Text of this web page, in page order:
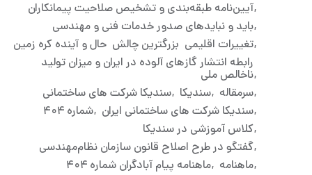
آیین‌نامه طبقه‌بندی و تشخیص صلاحیت پیمانکاران
باید و نبایدهای صدور خدمات فنی و مهندسی
تغییرات اقلیمی بزرگترین چالش حال و آینده کره زمین
رابطه انتشار گازهای آلوده در ایران و میزان تولید
ناخالص ملی
سرمقاله سندیکا سندیکا شرکت های ساختمانی
سندیکا شرکت های ساختمانی ایران شماره ۴۰۴
کلاس آموزشی در سندیکا
گفتگو در طرح اصلاح قانون سازمان نظام‌مهندسی
ماهنامه ماهنامه پیام آبادگران شماره ۴۰۴